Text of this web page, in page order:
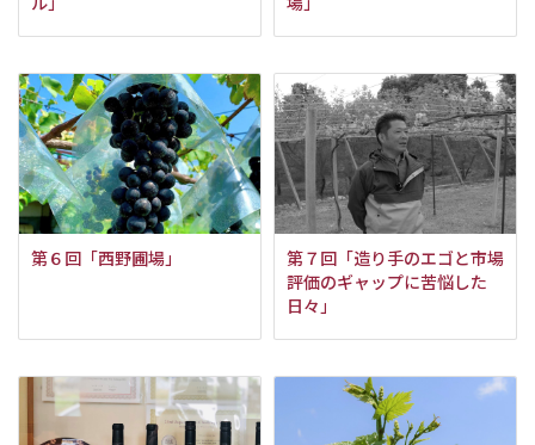
第６回「西野圃場」
第７回「造り手のエゴと市場
評価のギャップに苦悩した
日々」